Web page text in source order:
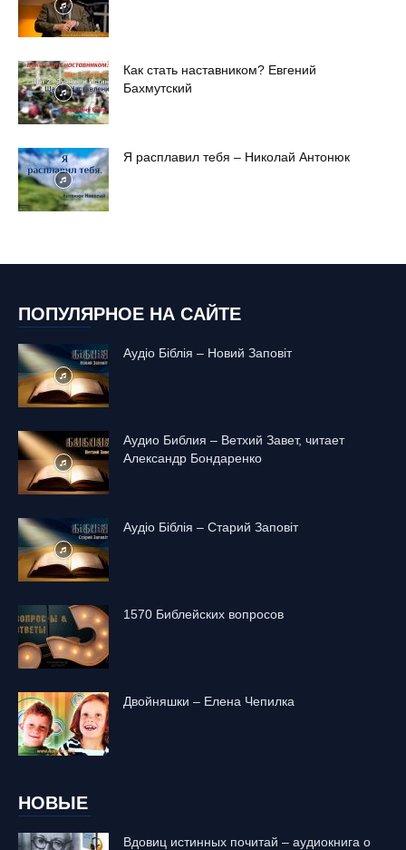
Как стать наставником? Евгений
Бахмутский
Я расплавил тебя – Николай Антонюк
ПОПУЛЯРНОЕ НА САЙТЕ
Аудіо Біблія – Новий Заповіт
Аудио Библия – Ветхий Завет, читает
Александр Бондаренко
Аудіо Біблія – Старий Заповіт
1570 Библейских вопросов
Двойняшки – Елена Чепилка
НОВЫЕ
Вдовиц истинных почитай – аудиокнига о